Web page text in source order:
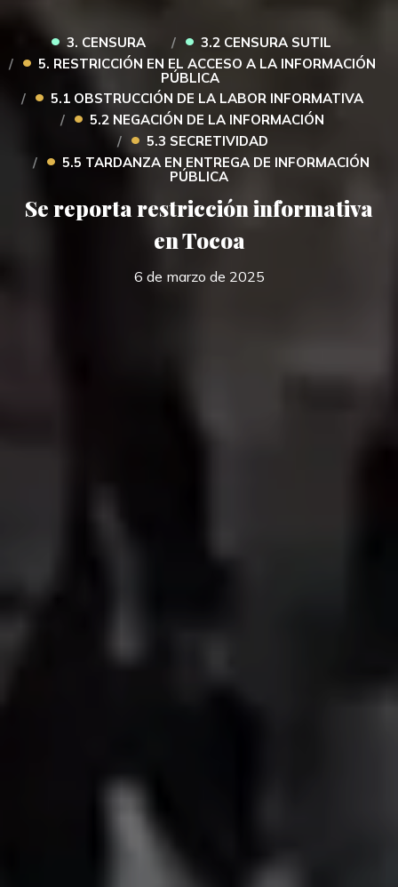
• 3. CENSURA • 3.2 CENSURA SUTIL
• 5. RESTRICCIÓN EN EL ACCESO A LA INFORMACIÓN
PÚBLICA
• 5.1 OBSTRUCCIÓN DE LA LABOR INFORMATIVA
• 5.2 NEGACIÓN DE LA INFORMACIÓN
• 5.3 SECRETIVIDAD
• 5.5 TARDANZA EN ENTREGA DE INFORMACIÓN
PÚBLICA
Se reporta restricción informativa
en Tocoa
6 de marzo de 2025